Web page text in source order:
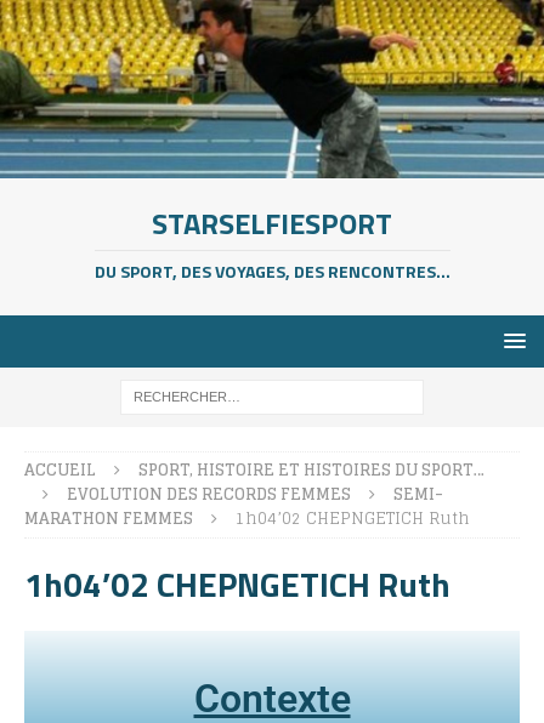
STARSELFIESPORT
DU SPORT, DES VOYAGES, DES RENCONTRES...
ACCUEIL
SPORT, HISTOIRE ET HISTOIRES DU SPORT…
EVOLUTION DES RECORDS FEMMES
SEMI-
MARATHON FEMMES
1h04’02 CHEPNGETICH Ruth
1h04’02 CHEPNGETICH Ruth
Contexte